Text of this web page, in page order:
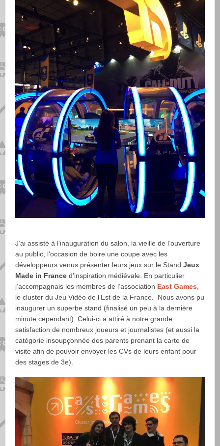
J’ai assisté à l’inauguration du salon, la vieille de l’ouverture
au public, l’occasion de boire une coupe avec les
développeurs venus présenter leurs jeux sur le StandJeux
Made in France d’inspiration médiévale. En particulier
j’accompagnais les membres de l’association East Games
le cluster du Jeu Vidéo de l’Est de la France. Nous avons pu
inaugurer un superbe stand (finalisé un peu à la dernière
minute cependant). Celui-ci a attiré à notre grande
satisfaction de nombreux joueurs et journalistes (et aussi la
catégorie insoupçonnée des parents prenant la carte de
visite afin de pouvoir envoyer les CVs de leurs enfant pour
des stages de 3e).